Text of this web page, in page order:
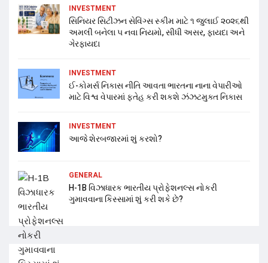
INVESTMENT
સિનિયર સિટીઝન સેવિંગ્સ સ્કીમ માટે ૧ જુલાઈ ૨૦૨૬થી
અમલી બનેલા ૫ નવા નિયમો, સીધી અસર, ફાયદા અને
ગેરફાયદા
INVESTMENT
ઈ-કોમર્સ નિકાસ નીતિ આવતા ભારતના નાના વેપારીઓ
માટે વિશ્વ વેપારમાં ફતેહ કરી શકશે ઝંઝટમુક્ત નિકાસ
INVESTMENT
આજે શેરબજારમાં શું કરશો?
GENERAL
H-1B વિઝાધારક ભારતીય પ્રોફેશનલ્સ નોકરી
ગુમાવવાના કિસ્સામાં શું કરી શકે છે?